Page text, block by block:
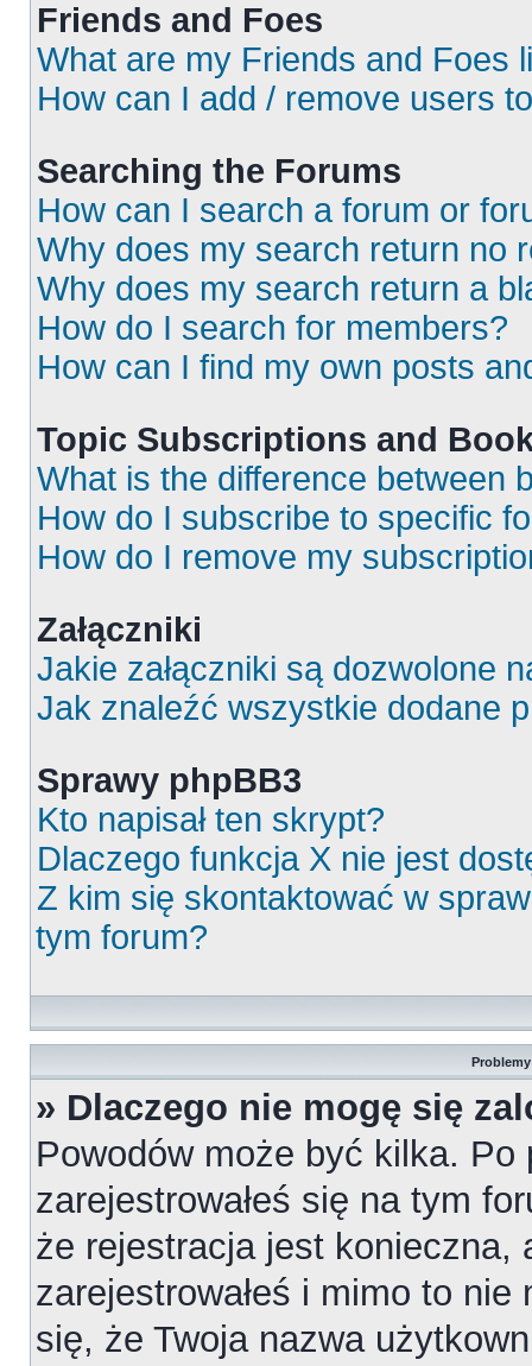
Friends and Foes
What are my Friends and Foes
How can I add / remove users
Searching the Forums
How can I search a forum or
Why does my search return no
Why does my search return a
How do I search for members?
How can I find my own posts
Topic Subscriptions and
What is the difference between
How do I subscribe to specific
How do I remove my
Załączniki
Jakie załączniki są dozwolone
Jak znaleźć wszystkie dodane
Sprawy phpBB3
Kto napisał ten skrypt?
Dlaczego funkcja X nie jest
Z kim się skontaktować w
tym forum?
» Dlaczego nie mogę się
Powodów może być kilka.
zarejestrowałeś się na tym
że rejestracja jest konieczna,
zarejestrowałeś i mimo to
się, że Twoja nazwa